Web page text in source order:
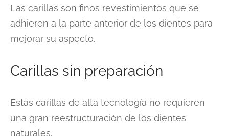
Las carillas son finos revestimientos que se
adhieren a la parte anterior de los dientes para
mejorar su aspecto.
Carillas sin preparación
Estas carillas de alta tecnología no requieren
una gran reestructuración de los dientes
naturales.